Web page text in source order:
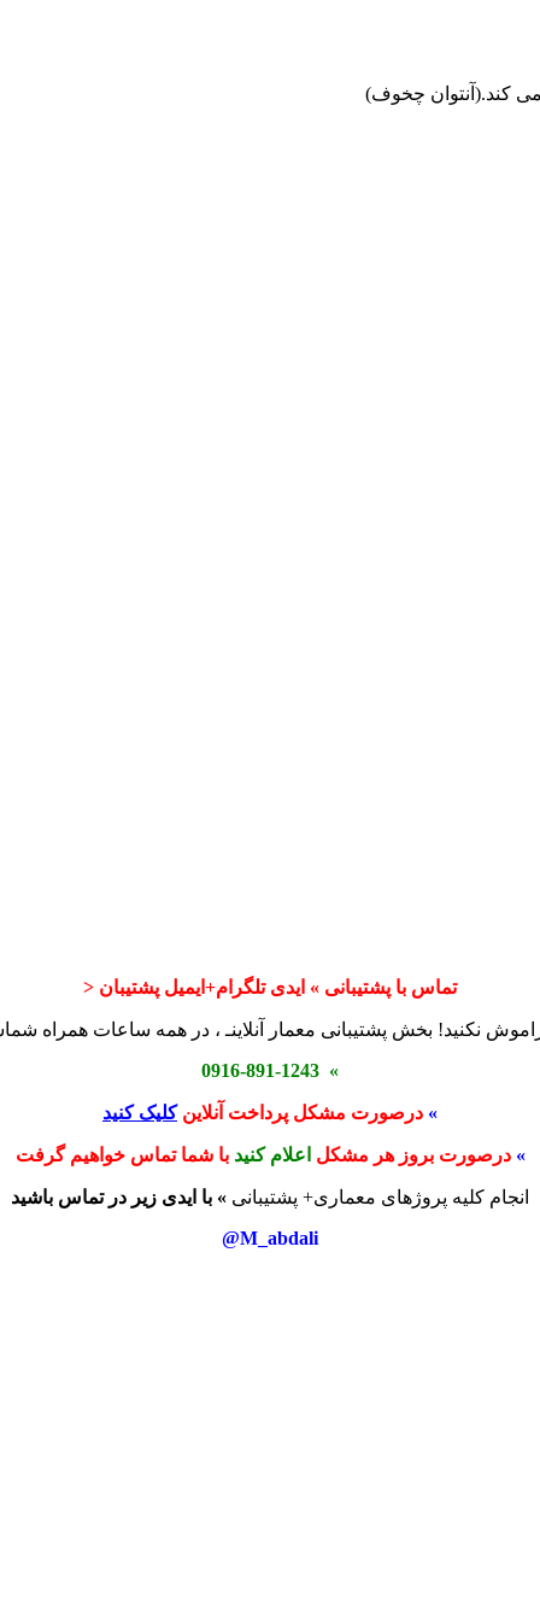
می کند.(آنتوان چخوف)
تماس با پشتیبانی » ایدی تلگرام+ایمیل پشتیبان <
نکنید! بخش پشتیبانی معمار آنلاینـ ، در همه ساعات همراه
» 0916-891-1243
» درصورت مشکل پرداخت آنلاینکلیک کنید
» درصورت بروز هر مشکل اعلام کنید با شما تماس خواهیم گرفت
انجام کلیه پروژهای معماری+ پشتیبانی » با ایدی زیر در تماس باشید
M_abdali@